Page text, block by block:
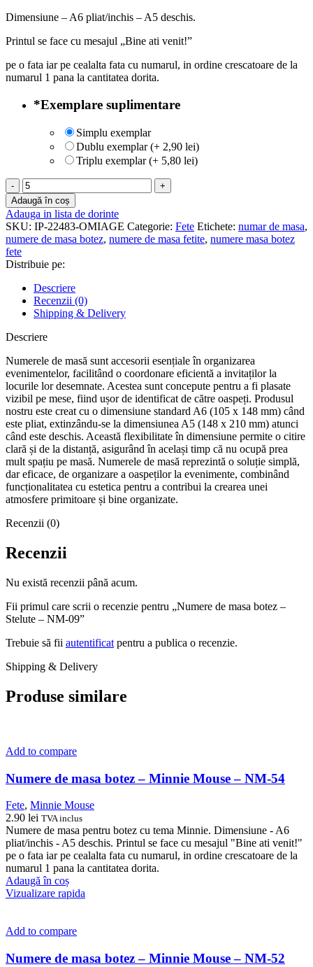
Dimensiune – A6 pliat/inchis – A5 deschis.
Printul se face cu mesajul „Bine ati venit!”
pe o fata iar pe cealalta fata cu numarul, in ordine crescatoare de la
numarul 1 pana la cantitatea dorita.
*Exemplare suplimentare
Simplu exemplar
Dublu exemplar (+ 2,90 lei)
Triplu exemplar (+ 5,80 lei)
Cantitate
Numere
de
masa
botez
-
Stelute
-
NM-
09
Adaugă în coș
Adauga in lista de dorinte
SKU: IP-22483-OMIAGE Categorie: Fete Etichete: numar de masa,
numere de masa botez, numere de masa fetite, numere masa botez
fete
Distribuie pe:
Descriere
Recenzii (0)
Shipping & Delivery
Descriere
Numerele de masă sunt accesorii esențiale în organizarea
evenimentelor, facilitând o coordonare eficientă a invitaților la
locurile lor desemnate. Acestea sunt concepute pentru a fi plasate
vizibil pe mese, fiind ușor de identificat de către oaspeți. Produsul
nostru este creat cu o dimensiune standard A6 (105 x 148 mm) când
este pliat, extinzându-se la dimensiunea A5 (148 x 210 mm) atunci
când este deschis. Această flexibilitate în dimensiune permite o citire
clară și de la distanță, asigurând în același timp că nu ocupă prea
mult spațiu pe masă. Numerele de masă reprezintă o soluție simplă,
dar eficace, de organizare a oaspeților la evenimente, combinând
funcționalitatea cu estetica pentru a contribui la crearea unei
atmosfere primitoare și bine organizate.
Recenzii (0)
Recenzii
Nu există recenzii până acum.
Fii primul care scrii o recenzie pentru „Numere de masa botez –
Stelute – NM-09”
Trebuie să fii autentificat pentru a publica o recenzie.
Shipping & Delivery
Produse similare
Add to compare
Numere de masa botez – Minnie Mouse – NM-54
Fete, Minnie Mouse
2.90 lei TVA inclus
Numere de masa pentru botez cu tema Minnie. Dimensiune - A6
pliat/inchis - A5 deschis. Printul se face cu mesajul "Bine ati venit!"
pe o fata iar pe cealalta fata cu numarul, in ordine crescatoare de la
numarul 1 pana la cantitatea dorita.
Adaugă în coș
Vizualizare rapida
Add to compare
Numere de masa botez – Minnie Mouse – NM-52